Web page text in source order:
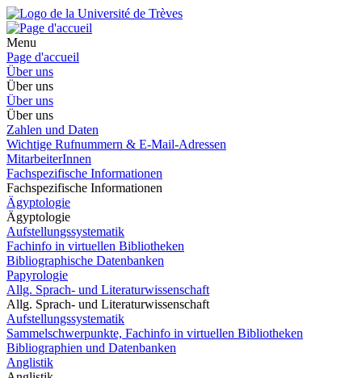
Menu
Page d'accueil
Über uns
Über uns
Über uns
Über uns
Zahlen und Daten
Wichtige Rufnummern & E-Mail-Adressen
MitarbeiterInnen
Fachspezifische Informationen
Fachspezifische Informationen
Ägyptologie
Ägyptologie
Aufstellungssystematik
Fachinfo in virtuellen Bibliotheken
Bibliographische Datenbanken
Papyrologie
Allg. Sprach- und Literaturwissenschaft
Allg. Sprach- und Literaturwissenschaft
Aufstellungssystematik
Sammelschwerpunkte, Fachinfo in virtuellen Bibliotheken
Bibliographien und Datenbanken
Anglistik